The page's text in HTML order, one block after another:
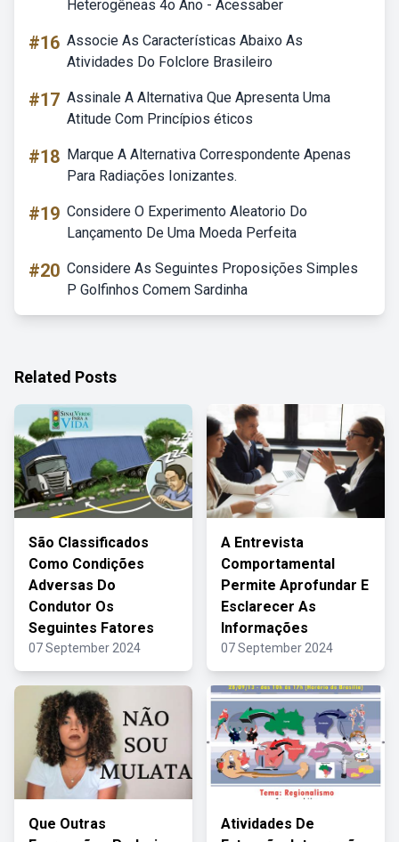
Heterogêneas 4o Ano - Acessaber
#16 Associe As Características Abaixo As
Atividades Do Folclore Brasileiro
#17 Assinale A Alternativa Que Apresenta Uma
Atitude Com Princípios éticos
#18 Marque A Alternativa Correspondente Apenas
Para Radiações Ionizantes.
#19 Considere O Experimento Aleatorio Do
Lançamento De Uma Moeda Perfeita
#20 Considere As Seguintes Proposições Simples
P Golfinhos Comem Sardinha
Related Posts
São Classificados
Como Condições
Adversas Do
Condutor Os
Seguintes Fatores
07 September 2024
A Entrevista
Comportamental
Permite Aprofundar E
Esclarecer As
Informações
07 September 2024
Que Outras
Atividades De